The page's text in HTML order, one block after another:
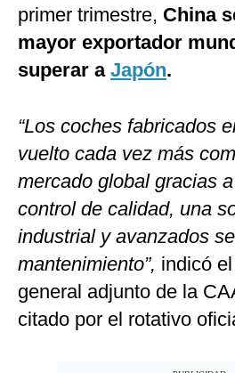
primer trimestre, China
mayor exportador
superar a Japón.
“Los coches fabricados
vuelto cada vez más
mercado global gracias
control de calidad, una
industrial y avanzados
mantenimiento”, indicó
general adjunto de la
citado por el rotativo